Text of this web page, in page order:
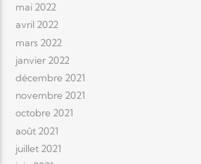
mai 2022
avril 2022
mars 2022
janvier 2022
décembre 2021
novembre 2021
octobre 2021
août 2021
juillet 2021